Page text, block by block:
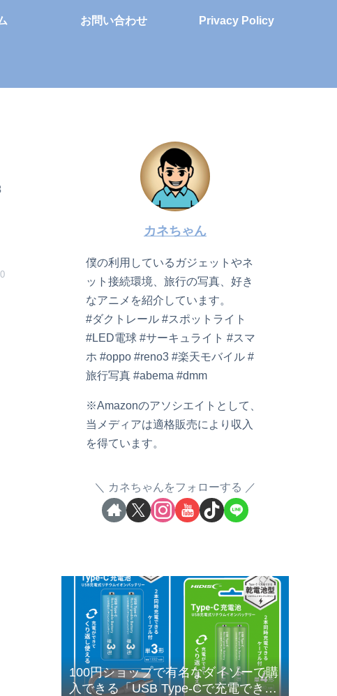
お問い合わせ Privacy Policy
カネちゃん
僕の利用しているガジェットやネ
ット接続環境、旅行の写真、好き
なアニメを紹介しています。
#ダクトレール #スポットライト
#LED電球 #サーキュライト #スマ
ホ #oppo #reno3 #楽天モバイル #
旅行写真 #abema #dmm
※Amazonのアソシエイトとして、
当メディアは適格販売により収入
を得ています。
カネちゃんをフォローする
100円ショップで有名なダイソーで購
入できる「USB Type-Cで充電できる